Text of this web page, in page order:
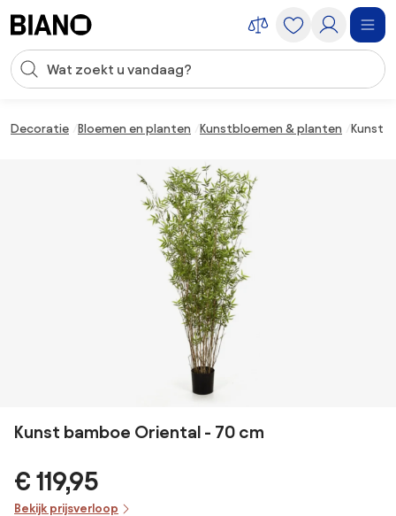
Zoekopdracht invoeren
Decoratie Bloemen en planten Kunstbloemen & planten Kunst
Kunst bamboe Oriental - 70 cm
€ 119,95
Bekijk prijsverloop